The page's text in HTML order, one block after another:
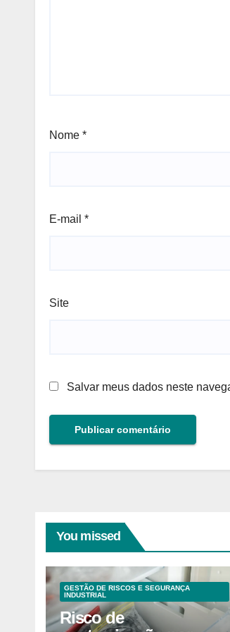
Nome *
E-mail *
Site
Salvar meus dados neste
You missed
GESTÃO DE RISCOS E SEGURANÇA
INDUSTRIAL
Risco de